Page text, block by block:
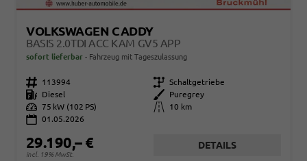
VOLKSWAGEN CADDY
BASIS 2.0TDI ACC KAM GV5 APP
sofort lieferbar Fahrzeug mit Tageszulassung
Fahrzeugnr. 113994 Getriebe Schaltgetriebe
Kraftstoff
Diesel Außenfarbe
Puregrey
Leistung 75 kW (102 PS) Kilometerstand
10 km
01.05.2026
29.190,– €
incl. 19% MwSt.
DETAILS